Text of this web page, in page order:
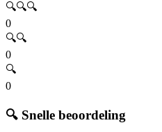
🔍🔍🔍
0
🔍🔍
0
🔍
0
🔍 Snelle beoordeling